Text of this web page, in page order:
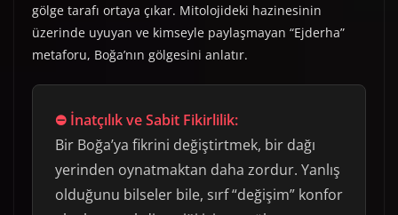
gölge tarafı ortaya çıkar. Mitolojideki hazinesinin
üzerinde uyuyan ve kimseyle paylaşmayan “Ejderha”
metaforu, Boğa’nın gölgesini anlatır.
⛔ İnatçılık ve Sabit Fikirlilik:
Bir Boğa’ya fikrini değiştirtmek, bir dağı
yerinden oynatmaktan daha zordur. Yanlış
olduğunu bilseler bile, sırf “değişim” konfor